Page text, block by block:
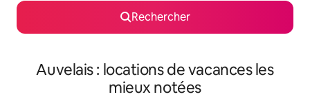
Rechercher
Auvelais : locations de vacances les
mieux notées